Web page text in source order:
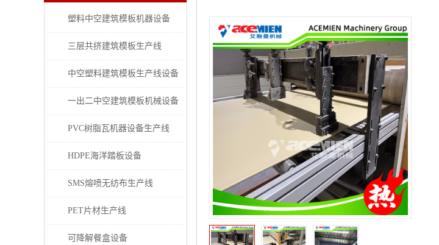
塑料中空建筑模板机器设备
三层共挤建筑模板生产线
中空塑料建筑模板生产线设备
一出二中空建筑模板机械设备
PVC树脂瓦机器设备生产线
HDPE海洋踏板设备
SMS熔喷无纺布生产线
PET片材生产线
可降解餐盒设备